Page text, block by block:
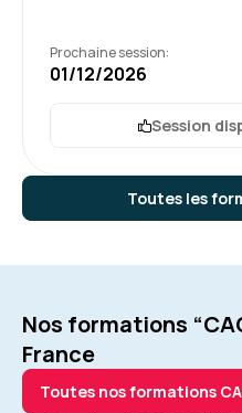
Toutes les
Prochaine session:
01/12/2026
Session
Nos formations
France
Toutes nos formations